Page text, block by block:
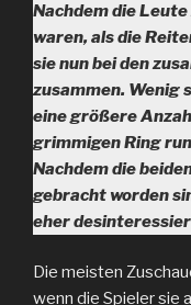
Nachdem die
waren, als die
sie nun bei den
zusammen. Wenig
eine größere
grimmigen Ring
Nachdem die
gebracht worden
eher
Die meisten
wenn die Spieler sie